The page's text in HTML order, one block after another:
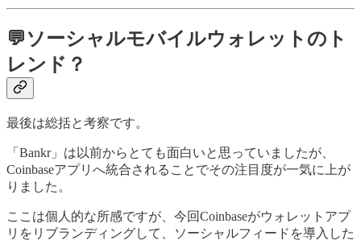
💬ソーシャルモバイルウォレットのト
レンド？
最後は総括と考察です。
「Bankr」は以前からとても面白いと思っていましたが、
Coinbaseアプリへ統合されることでその注目度が一気に上が
りました。
ここは個人的な所感ですが、今回Coinbaseがウォレットアプ
リをリブランディングして、ソーシャルフィードを導入した